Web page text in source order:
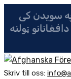
سویدن کی
دافغانانو ټولنه | Afghanska Föreningen i
Skriv till oss: